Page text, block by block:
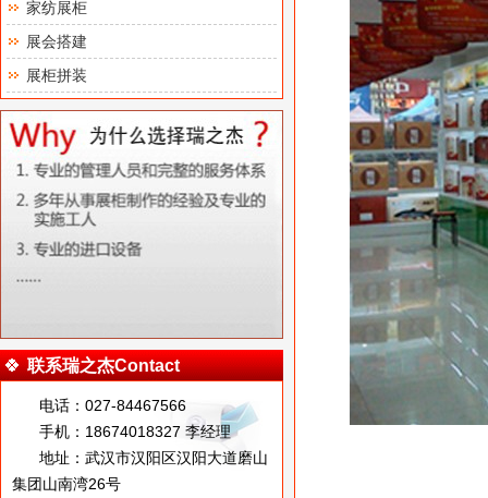
家纺展柜
展会搭建
展柜拼装
联系瑞之杰Contact
电话：027-84467566
手机：18674018327 李经理
地址：武汉市汉阳区汉阳大道磨山
集团山南湾26号